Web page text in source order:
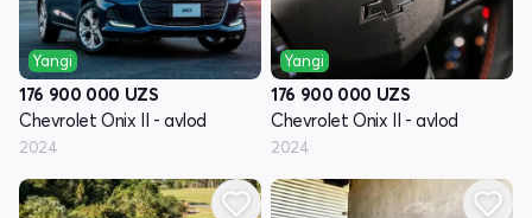
Yangi
176 900 000 UZS
Chevrolet Onix II - avlod
2024
Yangi
176 900 000 UZS
Chevrolet Onix II - avlod
2024